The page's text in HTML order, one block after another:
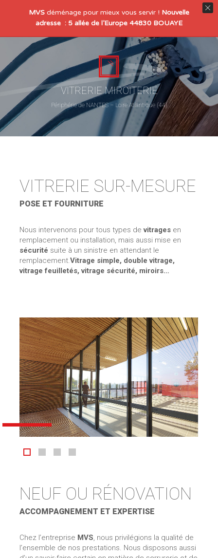
VITRERIE MIROITERIE
Périphérie de NANTES – Loire Atlantique (44)
VITRERIE SUR-MESURE
POSE ET FOURNITURE
Nous intervenons pour tous types devitrages en
remplacement ou installation, mais aussi mise en
sécurité suite à un sinistre en attendant le
remplacement.Vitrage simple, double vitrage,
vitrage feuilletés, vitrage sécurité, miroirs…
NEUF OU RÉNOVATION
ACCOMPAGNEMENT ET EXPERTISE
Chez l’entreprise MVS, nous privilégions la qualité de
l’ensemble de nos prestations. Nous disposons aussi
MVS déménage pour mieux vous servir ! Nouvelle
adresse : 5 allée de l’Europe 44830 BOUAYE